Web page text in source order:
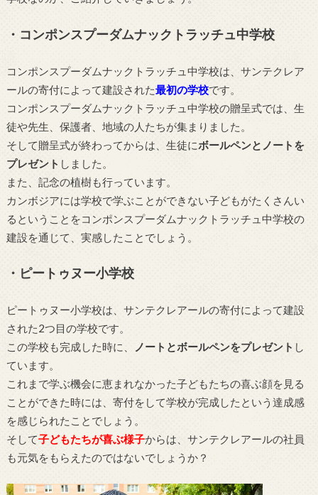
・コンポンスプーダムナックトラッチュ中学校
コンポンスプーダムナックトラッチュ中学校は、サンテクレア
ールの寄付によって建設された最初の学校です。
コンポンスプーダムナックトラッチュ中学校の贈呈式では、生
徒や先生、保護者、地域の人たちが集まりました。
そして贈呈式が終わってからは、生徒にボールペンとノートを
プレゼント しました。
また、記念の植樹も行っています。
カンボジアには学校で学ぶことができない子どもがたくさんい
るということをコンポンスプーダムナックトラッチュ中学校の
建設を通じて、実感したことでしょう。
・ピートゥヌー小学校
ピートゥヌー小学校は、サンテクレアールの寄付によって建設
された2つ目の学校です。
この学校も完成した時に、
ノートとボールペンをプレゼント し
ています。
これまで学ぶ機会に恵まれなかった子どもたちの喜ぶ顔を見る
ことができた時には、寄付をして学校が完成したという達成感
を感じられたことでしょう。
そして子どもたちが喜ぶ様子からは、サンテクレアールの社員
も元気をもらえたのではないでしょうか？